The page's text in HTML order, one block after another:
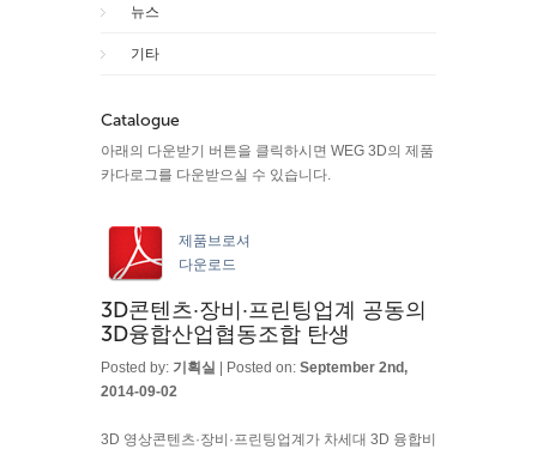
뉴스
기타
Catalogue
아래의 다운받기 버튼을 클릭하시면 WEG 3D의 제품
카다로그를 다운받으실 수 있습니다.
제품브로셔
다운로드
3D콘텐츠·장비·프린팅업계 공동의
3D융합산업협동조합 탄생
Posted by: 기획실 | Posted on: September 2nd,
2014-09-02
3D 영상콘텐츠·장비·프린팅업계가 차세대 3D 융합비